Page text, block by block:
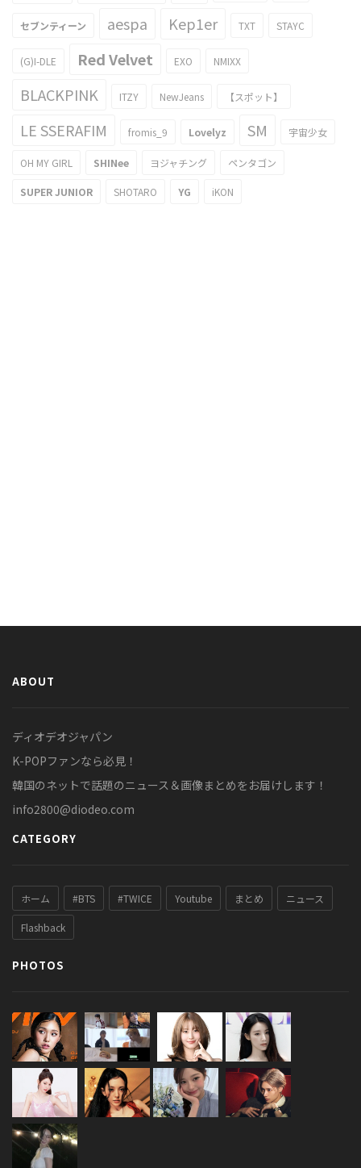
セブンティーン aespa Kep1er TXT STAYC
(G)I-DLE Red Velvet EXO NMIXX
BLACKPINK ITZY NewJeans 【スポット】
LE SSERAFIM fromis_9 Lovelyz SM 宇宙少女
OH MY GIRL SHINee ヨジャチング ペンタゴン
SUPER JUNIOR SHOTARO YG iKON
ABOUT
ディオデオジャパン
K-POPファンなら必見！
韓国のネットで話題のニュース＆画像まとめをお届けします！
info2800@diodeo.com
CATEGORY
ホーム #BTS #TWICE Youtube まとめ ニュース
Flashback
PHOTOS